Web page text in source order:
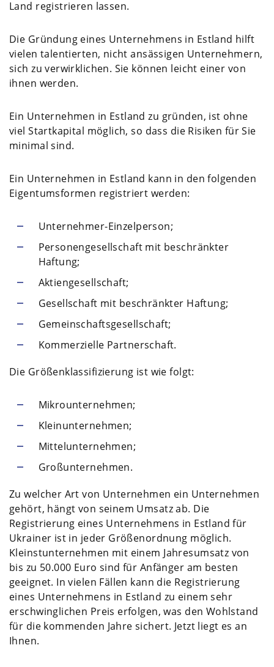
Land registrieren lassen.
Die Gründung eines Unternehmens in Estland hilft
vielen talentierten, nicht ansässigen Unternehmern,
sich zu verwirklichen. Sie können leicht einer von
ihnen werden.
Ein Unternehmen in Estland zu gründen, ist ohne
viel Startkapital möglich, so dass die Risiken für Sie
minimal sind.
Ein Unternehmen in Estland kann in den folgenden
Eigentumsformen registriert werden:
Unternehmer-Einzelperson;
Personengesellschaft mit beschränkter
Haftung;
Aktiengesellschaft;
Gesellschaft mit beschränkter Haftung;
Gemeinschaftsgesellschaft;
Kommerzielle Partnerschaft.
Die Größenklassifizierung ist wie folgt:
Mikrounternehmen;
Kleinunternehmen;
Mittelunternehmen;
Großunternehmen.
Zu welcher Art von Unternehmen ein Unternehmen
gehört, hängt von seinem Umsatz ab. Die
Registrierung eines Unternehmens in Estland für
Ukrainer ist in jeder Größenordnung möglich.
Kleinstunternehmen mit einem Jahresumsatz von
bis zu 50.000 Euro sind für Anfänger am besten
geeignet. In vielen Fällen kann die Registrierung
eines Unternehmens in Estland zu einem sehr
erschwinglichen Preis erfolgen, was den Wohlstand
für die kommenden Jahre sichert. Jetzt liegt es an
Ihnen.